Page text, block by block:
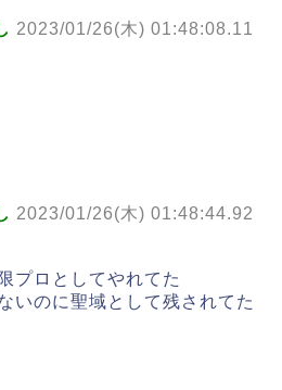
2023/01/26(木) 01:48:08.11
2023/01/26(木) 01:48:44.92
プロとしてやれてた
いのに聖域として残されてた